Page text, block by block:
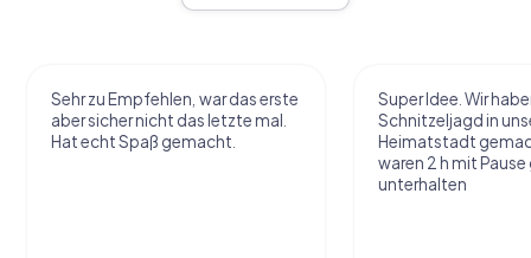
Sehr zu Empfehlen, war das erste
aber sicher nicht das letzte mal.
Hat echt Spaß gemacht.
Super Idee. Wir
Schnitzeljagd in
Heimatstadt
waren 2 h mit
unterhalten